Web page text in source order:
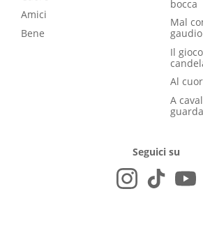
Amici
Bene
bocca
Mal
gaudio
Il
Al
A
Seguici su